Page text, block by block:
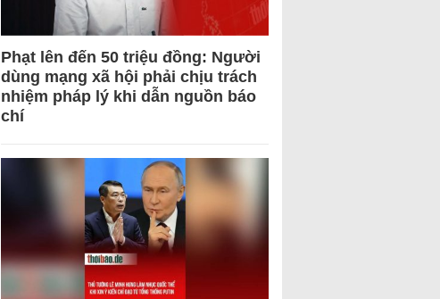
Phạt lên đến 50 triệu đồng: Người
dùng mạng xã hội phải chịu trách
nhiệm pháp lý khi dẫn nguồn báo
chí